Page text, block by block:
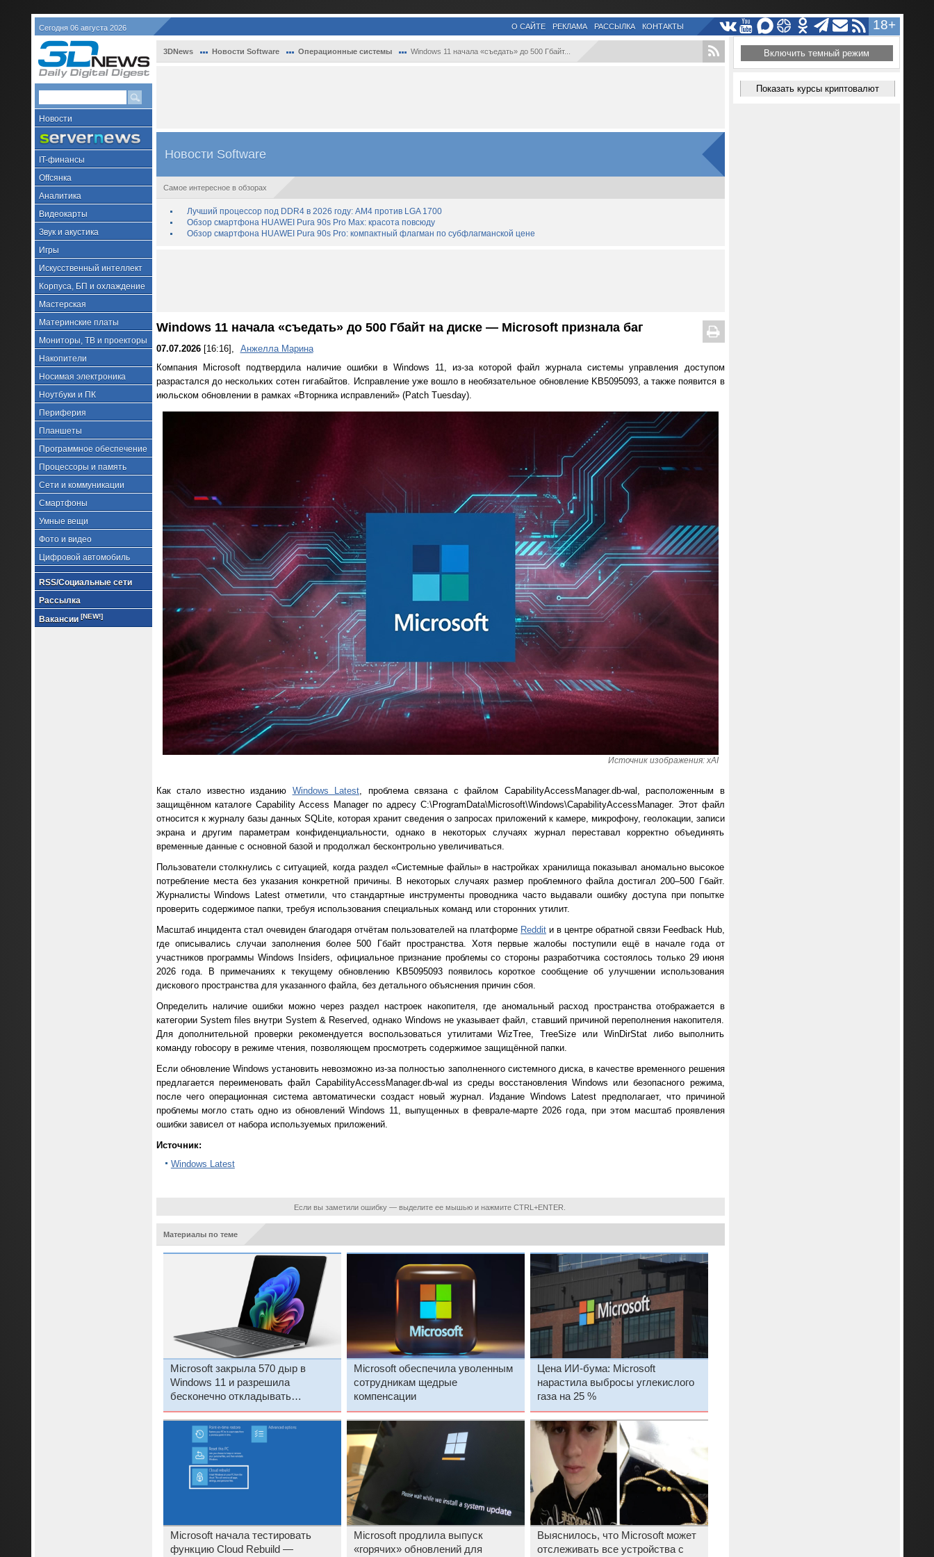
Сегодня 06 августа 2026 18+
О САЙТЕ РЕКЛАМА РАССЫЛКА КОНТАКТЫ
Новости
IT-финансы
Offсянка
Аналитика
Видеокарты
Звук и акустика
Игры
Искусственный интеллект
Корпуса, БП и охлаждение
Мастерская
Материнские платы
Мониторы, ТВ и проекторы
Накопители
Носимая электроника
Ноутбуки и ПК
Периферия
Планшеты
Программное обеспечение
Процессоры и память
Сети и коммуникации
Смартфоны
Умные вещи
Фото и видео
Цифровой автомобиль
RSS/Социальные сети
Рассылка
Вакансии [NEW!]
3DNews Новости Software Операционные системы Windows 11 начала «съедать» до 500 Гбайт...
Новости Software
Самое интересное в обзорах
Лучший процессор под DDR4 в 2026 году: AM4 против LGA 1700
Обзор смартфона HUAWEI Pura 90s Pro Max: красота повсюду
Обзор смартфона HUAWEI Pura 90s Pro: компактный флагман по субфлагманской цене
Windows 11 начала «съедать» до 500 Гбайт на диске — Microsoft признала баг
07.07.2026[16:16],
Анжелла Марина
Компания Microsoft подтвердила наличие ошибки в Windows 11, из-за которой файл журнала системы управления доступом
разрастался до нескольких сотен гигабайтов. Исправление уже вошло в необязательное обновление KB5095093, а также появится в
июльском обновлении в рамках «Вторника исправлений» (Patch Tuesday).
Источник изображения: xAI
Как стало известно изданию Windows Latest, проблема связана с файлом CapabilityAccessManager.db-wal, расположенным в
защищённом каталоге Capability Access Manager по адресу C:\ProgramData\Microsoft\Windows\CapabilityAccessManager. Этот файл
относится к журналу базы данных SQLite, которая хранит сведения о запросах приложений к камере, микрофону, геолокации, записи
экрана и другим параметрам конфиденциальности, однако в некоторых случаях журнал переставал корректно объединять
временные данные с основной базой и продолжал бесконтрольно увеличиваться.
Пользователи столкнулись с ситуацией, когда раздел «Системные файлы» в настройках хранилища показывал аномально высокое
потребление места без указания конкретной причины. В некоторых случаях размер проблемного файла достигал 200–500 Гбайт.
Журналисты Windows Latest отметили, что стандартные инструменты проводника часто выдавали ошибку доступа при попытке
проверить содержимое папки, требуя использования специальных команд или сторонних утилит.
Масштаб инцидента стал очевиден благодаря отчётам пользователей на платформе Reddit и в центре обратной связи Feedback Hub,
где описывались случаи заполнения более 500 Гбайт пространства. Хотя первые жалобы поступили ещё в начале года от
участников программы Windows Insiders, официальное признание проблемы со стороны разработчика состоялось только 29 июня
2026 года. В примечаниях к текущему обновлению KB5095093 появилось короткое сообщение об улучшении использования
дискового пространства для указанного файла, без детального объяснения причин сбоя.
Определить наличие ошибки можно через раздел настроек накопителя, где аномальный расход пространства отображается в
категории System files внутри System & Reserved, однако Windows не указывает файл, ставший причиной переполнения накопителя.
Для дополнительной проверки рекомендуется воспользоваться утилитами WizTree, TreeSize или WinDirStat либо выполнить
команду robocopy в режиме чтения, позволяющем просмотреть содержимое защищённой папки.
Если обновление Windows установить невозможно из-за полностью заполненного системного диска, в качестве временного решения
предлагается переименовать файл CapabilityAccessManager.db-wal из среды восстановления Windows или безопасного режима,
после чего операционная система автоматически создаст новый журнал. Издание Windows Latest предполагает, что причиной
проблемы могло стать одно из обновлений Windows 11, выпущенных в феврале-марте 2026 года, при этом масштаб проявления
ошибки зависел от набора используемых приложений.
Источник:
Windows Latest
Если вы заметили ошибку — выделите ее мышью и нажмите CTRL+ENTER.
Материалы по теме
Microsoft закрыла 570 дыр в
Windows 11 и разрешила
бесконечно откладывать
обновления
Microsoft обеспечила уволенным
сотрудникам щедрые
компенсации
Цена ИИ-бума: Microsoft
нарастила выбросы углекислого
газа на 25 %
Microsoft начала тестировать
функцию Cloud Rebuild —
Microsoft продлила выпуск
«горячих» обновлений для
Выяснилось, что Microsoft может
отслеживать все устройства с
Включить темный режим
Показать курсы криптовалют